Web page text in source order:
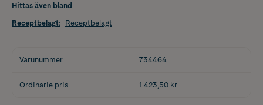
Hittas även bland
Receptbelagt: Receptbelagt
Varunummer 734464
Ordinarie pris 1 423,50 kr